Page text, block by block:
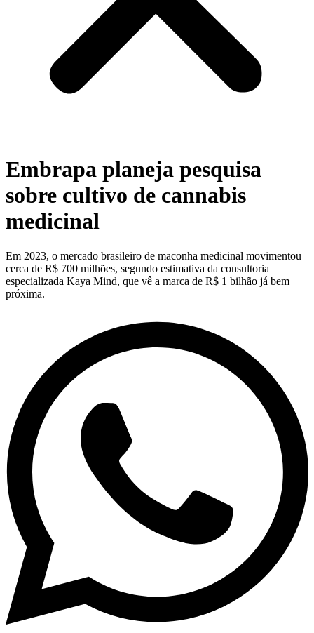
Embrapa planeja pesquisa
sobre cultivo de cannabis
medicinal
Em 2023, o mercado brasileiro de maconha medicinal movimentou
cerca de R$ 700 milhões, segundo estimativa da consultoria
especializada Kaya Mind, que vê a marca de R$ 1 bilhão já bem
próxima.